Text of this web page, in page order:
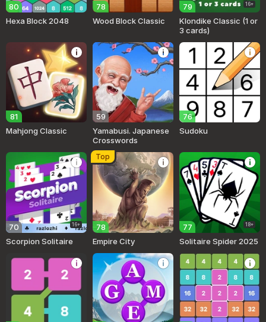
80
Hexa Block 2048
78
Wood Block Classic
79 16+
Klondike Classic (1 or
3 cards)
81
Mahjong Classic
59
Yamabusi. Japanese
Crosswords
76
Sudoku
70 16+
Scorpion Solitaire
78
Top
Empire City
77 18+
Solitaire Spider 2025